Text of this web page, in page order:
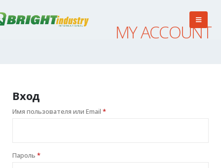
MY ACCOUNT
Вход
Имя пользователя или Email *
Пароль *